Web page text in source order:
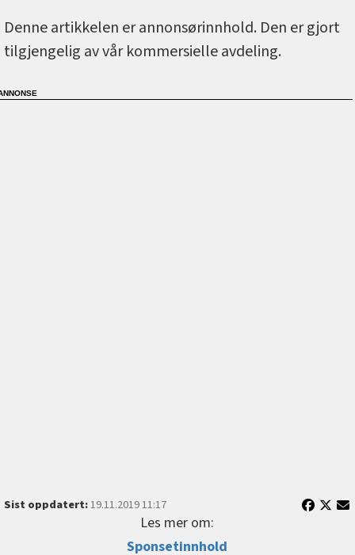
Denne artikkelen er annonsørinnhold. Den er gjort
tilgjengelig av vår kommersielle avdeling.
Sist oppdatert:19.11.2019 11:17
Les mer om:
Sponsetinnhold